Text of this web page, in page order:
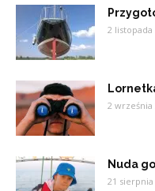
2 listopada
2 września
Nuda
21 sierpnia